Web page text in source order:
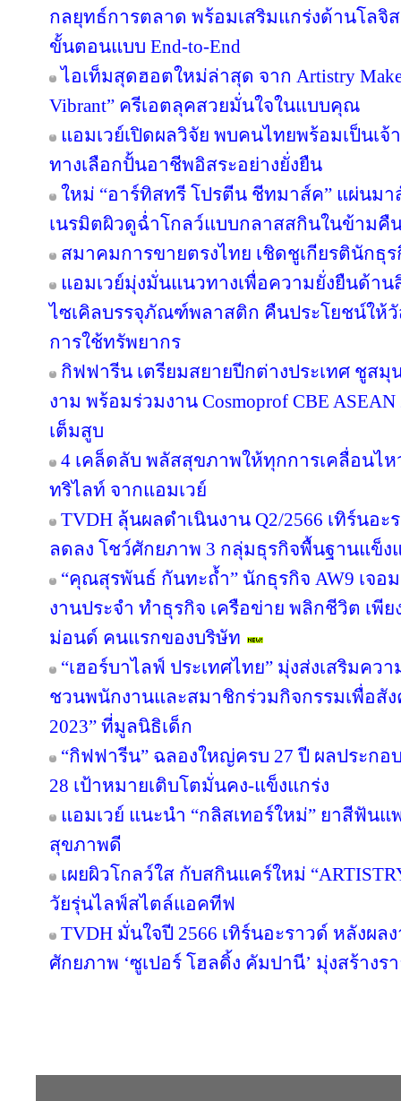
กลยุทธ์การตลาด พร้อมเสริมแกร่งด้านโลจิ
ขั้นตอนแบบ End-to-End
ไอเท็มสุดฮอตใหม่ล่าสุด จาก Artistry
Vibrant” ครีเอตลุคสวยมั่นใจในแบบคุณ
แอมเวย์เปิดผลวิจัย พบคนไทยพร้อมเป็นเ
ทางเลือกปั้นอาชีพอิสระอย่างยั่งยืน
ใหม่ “อาร์ทิสทรี โปรตีน ชีทมาส์ค” แผ่นม
เนรมิตผิวดูฉ่ำโกลว์แบบกลาสสกินในข้ามคื
สมาคมการขายตรงไทย เชิดชูเกียรตินักธุ
แอมเวย์มุ่งมั่นแนวทางเพื่อความยั่งยืนด้า
ไซเคิลบรรจุภัณฑ์พลาสติก คืนประโยชน์ให้
การใช้ทรัพยากร
กิฟฟารีน เตรียมสยายปีกต่างประเทศ ชูสมุ
งาม พร้อมร่วมงาน Cosmoprof CBE
เต็มสูบ
4 เคล็ดลับ พลัสสุขภาพให้ทุกการเคลื่อนไ
ทริไลท์ จากแอมเวย์
TVDH ลุ้นผลดำเนินงาน Q2/2566 เทิร์นอ
ลดลง โชว์ศักยภาพ 3 กลุ่มธุรกิจพื้นฐานแข็ง
“คุณสุรพันธ์ กันทะถ้ำ” นักธุรกิจ AW9 เจ
งานประจำ ทำธุรกิจ เครือข่าย พลิกชีวิต เพี
ม่อนด์ คนแรกของบริษัท
“เฮอร์บาไลฟ์ ประเทศไทย” มุ่งส่งเสริมค
ชวนพนักงานและสมาชิกร่วมกิจกรรมเพื่อสังค
2023” ที่มูลนิธิเด็ก
“กิฟฟารีน” ฉลองใหญ่ครบ 27 ปี ผลประก
28 เป้าหมายเติบโตมั่นคง-แข็งแกร่ง
แอมเวย์ แนะนำ “กลิสเทอร์ใหม่” ยาสีฟัน
สุขภาพดี
เผยผิวโกลว์ใส กับสกินแคร์ใหม่
วัยรุ่นไลฟ์สไตล์แอคทีฟ
TVDH มั่นใจปี 2566 เทิร์นอะราวด์ หลังผ
ศักยภาพ ‘ซูเปอร์ โฮลดิ้ง คัมปานี’ มุ่งสร้างร